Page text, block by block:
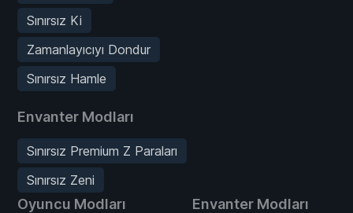
Sınırsız Ki
Zamanlayıcıyı Dondur
Sınırsız Hamle
Envanter Modları
Sınırsız Premium Z Paraları
Sınırsız Zeni
Oyuncu Modları Envanter Modları